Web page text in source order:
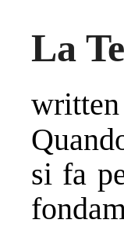
La
si fa